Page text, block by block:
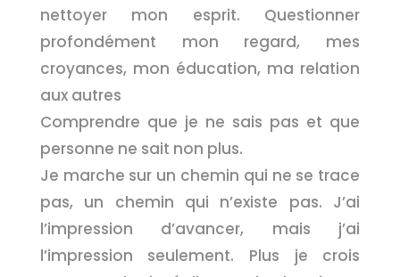
nettoyer mon esprit. Questionner
profondément mon regard, mes
croyances, mon éducation, ma relation
aux autres
Comprendre que je ne sais pas et que
personne ne sait non plus.
Je marche sur un chemin qui ne se trace
pas, un chemin qui n’existe pas. J’ai
l’impression d’avancer, mais j’ai
l’impression seulement. Plus je crois